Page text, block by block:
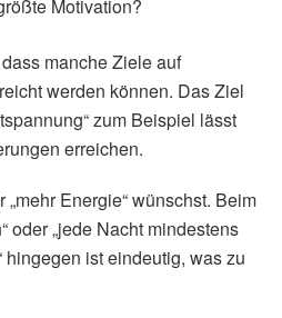
Motivation?
manche Ziele auf
werden können. Das Ziel
zum Beispiel lässt
erreichen.
Energie“ wünschst. Beim
oder „jede Nacht mindestens
ist eindeutig, was zu